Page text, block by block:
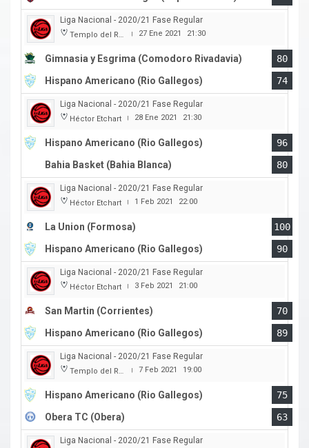
Liga Nacional - 2020/21 Fase Regular
Templo del Rock | 27 Ene 2021 21:30
Gimnasia y Esgrima (Comodoro Rivadavia)
80
Hispano Americano (Rio Gallegos)
74
Liga Nacional - 2020/21 Fase Regular
Héctor Etchart | 28 Ene 2021 21:30
Hispano Americano (Rio Gallegos)
96
Bahia Basket (Bahia Blanca)
80
Liga Nacional - 2020/21 Fase Regular
Héctor Etchart | 1 Feb 2021 22:00
La Union (Formosa)
100
Hispano Americano (Rio Gallegos)
90
Liga Nacional - 2020/21 Fase Regular
Héctor Etchart | 3 Feb 2021 21:00
San Martin (Corrientes)
70
Hispano Americano (Rio Gallegos)
89
Liga Nacional - 2020/21 Fase Regular
Templo del Rock | 7 Feb 2021 19:00
Hispano Americano (Rio Gallegos)
75
Obera TC (Obera)
63
Liga Nacional - 2020/21 Fase Regular